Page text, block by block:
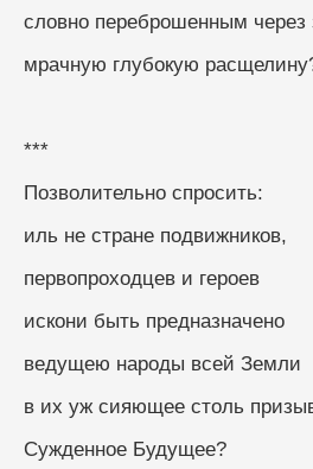
словно переброшенным
мрачную глубокую
***
Позволительно спросить:
иль не стране подвижников,
первопроходцев и героев
искони быть предназначено
ведущею народы всей Земли
в их уж сияющее столь
Сужденное Будущее?